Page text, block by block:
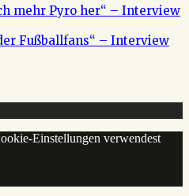
mehr Pyro her“ – Interview
Fußballfans“ – Interview
Einstellungen verwendest